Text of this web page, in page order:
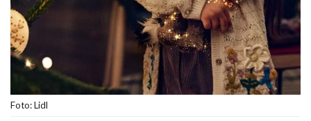
Foto: Lidl